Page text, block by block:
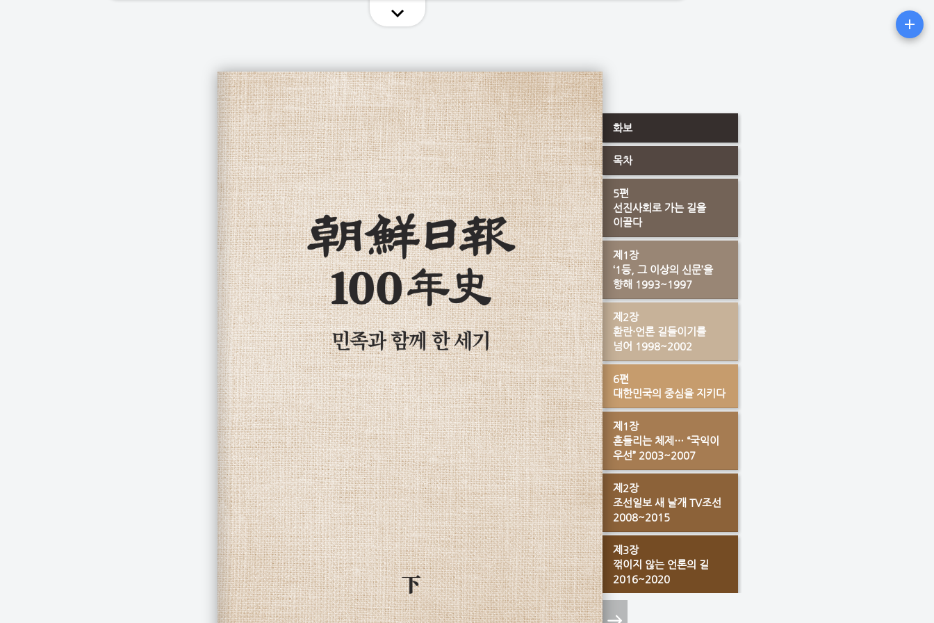
화보
목차
5편
선진사회로 가는 길을
이끌다
제1장
‘1등, 그 이상의 신문’을
향해 1993~1997
제2장
환란·언론 길들이기를
넘어 1998~2002
6편
대한민국의 중심을 지키다
제1장
흔들리는 체제… “국익이
우선” 2003~2007
제2장
조선일보 새 날개 TV조선
2008~2015
제3장
꺾이지 않는 언론의 길
2016~2020